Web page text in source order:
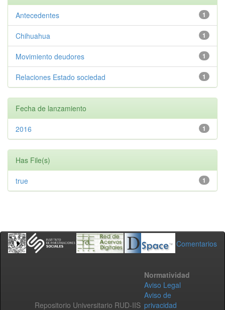
1
Antecedentes
1
Chihuahua
1
Movimiento deudores
1
Relaciones Estado sociedad
Fecha de lanzamiento
1
2016
Has File(s)
1
true
Comentarios
Repositorio Universitario RUD-IIS
Normatividad
Aviso Legal
Aviso de
privacidad